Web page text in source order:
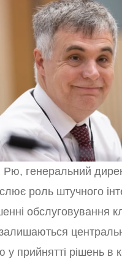
Рю, генеральний
роль штучного
обслуговування
у прийнятті рішень в